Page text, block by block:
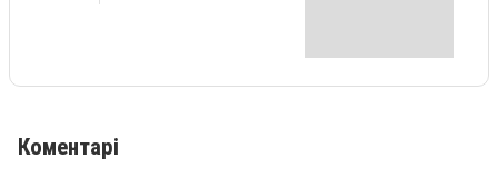
Коментарі